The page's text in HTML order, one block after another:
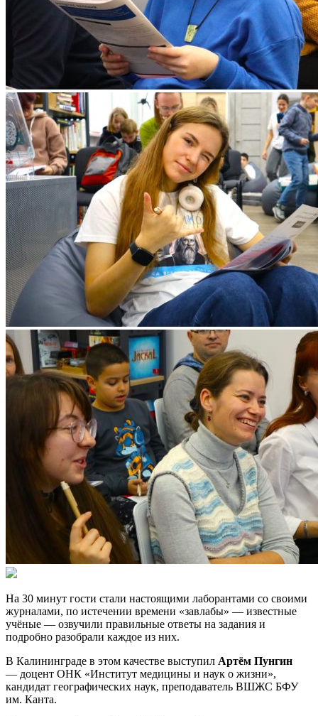
На 30 минут гости стали настоящими лаборантами со своими
журналами, по истечении времени «завлабы» — известные
учёные — озвучили правильные ответы на задания и
подробно разобрали каждое из них.
В Калининграде в этом качестве выступил Артём Пунгин
— доцент ОНК «Институт медицины и наук о жизни»,
кандидат географических наук, преподаватель ВШЖС БФУ
им. Канта.